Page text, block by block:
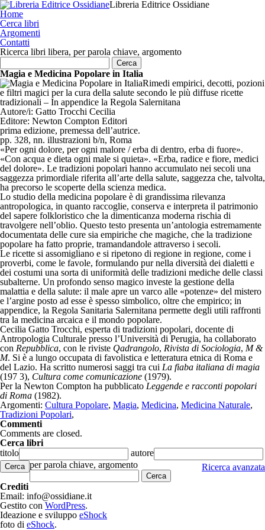
Libreria Editrice Ossidiane
Home
Cerca libri
Argomenti
Contatti
Ricerca libri libera, per parola chiave, argomento
Magia e Medicina Popolare in Italia
Rimedi empirici, decotti, pozioni
e filtri magici per la cura della salute secondo le più diffuse ricette
tradizionali – In appendice la Regola Salernitana
Autore/i: Gatto Trocchi Cecilia
Editore: Newton Compton Editori
prima edizione, premessa dell’autrice.
pp. 328, nn. illustrazioni b/n, Roma
«Per ogni dolore, per ogni malore / erba di dentro, erba di fuore».
«Con acqua e dieta ogni male si quieta». «Erba, radice e fiore, medici
del dolore». Le tradizioni popolari hanno accumulato nei secoli una
saggezza primordiale riferita all’arte della salute, saggezza che, talvolta,
ha precorso le scoperte della scienza medica.
Lo studio della medicina popolare è di grandissima rilevanza
antropologica, in quanto raccoglie, conserva e interpreta il patrimonio
del sapere folkloristico che la dimenticanza moderna rischia di
travolgere nell’oblio. Questo testo presenta un’antologia estremamente
documentata delle cure sia empiriche che magiche, che la tradizione
popolare ha fatto proprie, tramandandole attraverso i secoli.
Le ricette si assomigliano e si ripetono di regione in regione, come i
proverbi, come le favole, formulando pur nella diversità dei dialetti e
dei costumi una sorta di uniformità delle tradizioni mediche delle classi
subalterne. Un profondo senso magico investe la gestione della
malattia e della salute: il male apre un varco alle «potenze» del mistero
e l’argine posto ad esse è spesso simbolico, oltre che empirico; in
appendice, la Regola Sanitaria Salernitana permette degli utili raffronti
tra la medicina arcaica e il mondo popolare.
Cecilia Gatto Trocchi, esperta di tradizioni popolari, docente di
Antropologia Culturale presso l’Università di Perugia, ha collaborato
con Repubblica, con le riviste Qadrangolo, Rivista di Sociologia, M &
M. Si è a lungo occupata di favolistica e letteratura etnica di Roma e
del Lazio. Ha scritto numerosi saggi tra cui La fiaba italiana di magia
(197 3), Cultura come comunicazione (1979).
Per la Newton Compton ha pubblicato Leggende e racconti popolari
di Roma (1982).
Argomenti: Cultura Popolare, Magia, Medicina, Medicina Naturale,
Tradizioni Popolari,
Commenti
Comments are closed.
Cerca libri
titolo
autore
Cerca Ricerca avanzata
per parola chiave, argomento
Crediti
Email: info@ossidiane.it
Gestito con WordPress.
Ideazione e sviluppo eShock
foto di eShock.